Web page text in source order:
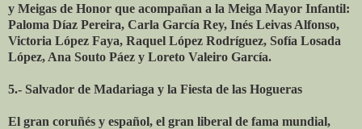
y Meigas de Honor que acompañan a la Meiga Mayor Infantil:
Paloma Díaz Pereira, Carla García Rey, Inés Leivas Alfonso,
Victoria López Faya, Raquel López Rodríguez, Sofía Losada
López, Ana Souto Páez y Loreto Valeiro García.
5.- Salvador de Madariaga y la Fiesta de las Hogueras
El gran coruñés y español, el gran liberal de fama mundial,